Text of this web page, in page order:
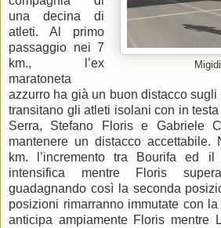
una decina di
atleti. Al primo
passaggio nei 7
km., l’ex
maratoneta
azzurro ha già un buon distacco
transitano gli atleti isolani con in
Serra, Stefano Floris e Gabriele
mantenere un distacco accettabile.
km. l’incremento tra Bourifa ed
intensifica mentre Floris
guadagnando così la seconda
posizioni rimarranno immutate con
anticipa ampiamente Floris mentre